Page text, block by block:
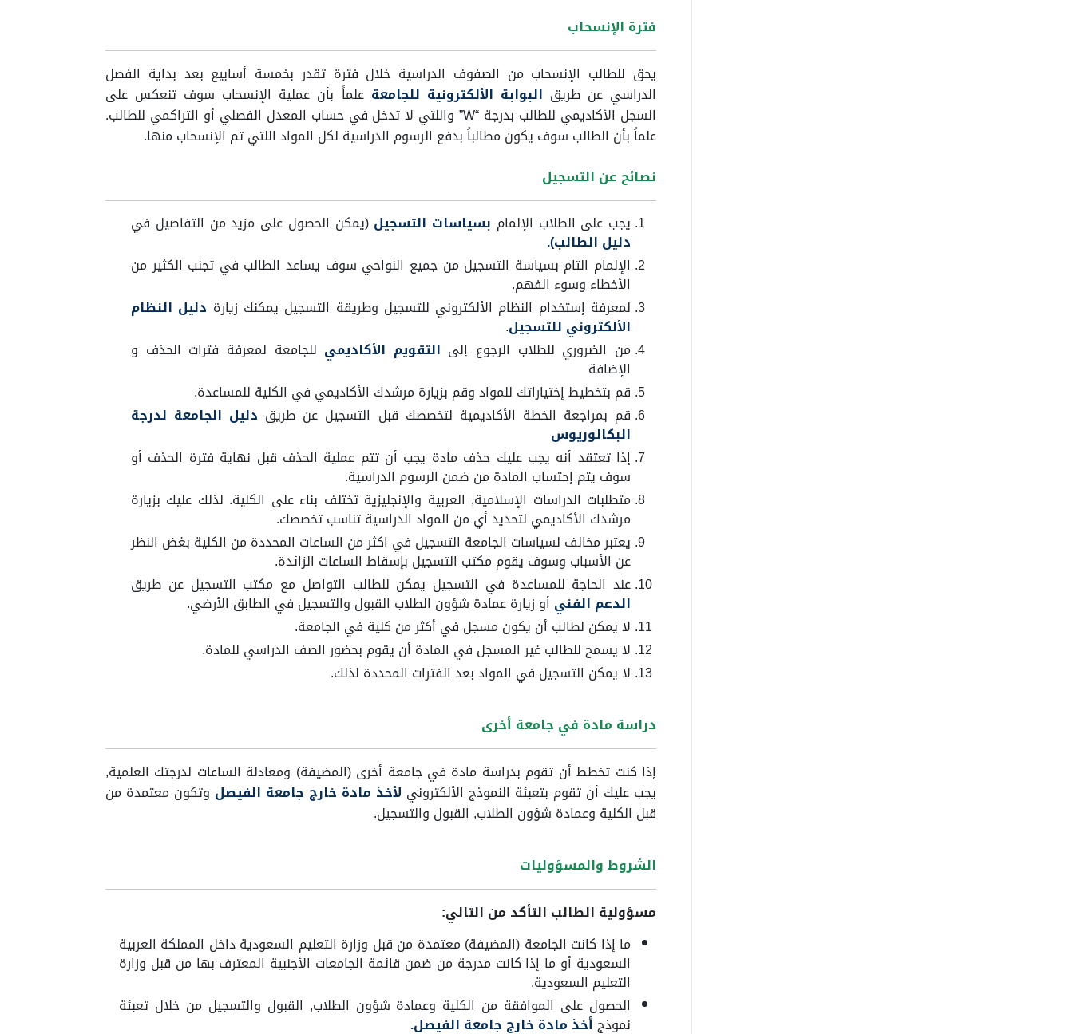
فترة الإنسحاب
يحق للطالب الإنسحاب من الصفوف الدراسية خلال فترة تقدر بخمسة أسابيع بعد بداية الفصل
الدراسي عن طريق البوابة الألكترونية للجامعةعلماً بأن عملية الإنسحاب سوف تنعكس على
السجل الأكاديمي للطالب بدرجة “W” واللتي لا تدخل في حساب المعدل الفصلي أو التراكمي للطالب.
علماً بأن الطالب سوف يكون مطالباً بدفع الرسوم الدراسية لكل المواد اللتي تم الإنسحاب منها.
نصائح عن التسجيل
يجب على الطلاب الإلمام بسياسات التسجيل(يمكن الحصول على مزيد من التفاصيل في
دليل الطالب).
الإلمام التام بسياسة التسجيل من جميع النواحي سوف يساعد الطالب في تجنب الكثير من
الأخطاء وسوء الفهم.
لمعرفة إستخدام النظام الألكتروني للتسجيل وطريقة التسجيل يمكنك زيارة دليل النظام
الألكتروني للتسجيل.
من الضروري للطلاب الرجوع إلى التقويم الأكاديمي للجامعة لمعرفة فترات الحذف و
الإضافة
قم بتخطيط إختياراتك للمواد وقم بزيارة مرشدك الأكاديمي في الكلية للمساعدة.
قم بمراجعة الخطة الأكاديمية لتخصصك قبل التسجيل عن طريق دليل الجامعة لدرجة
البكالوريوس
إذا تعتقد أنه يجب عليك حذف مادة يجب أن تتم عملية الحذف قبل نهاية فترة الحذف أو
سوف يتم إحتساب المادة من ضمن الرسوم الدراسية.
متطلبات الدراسات الإسلامية, العربية والإنجليزية تختلف بناء على الكلية. لذلك عليك بزيارة
مرشدك الأكاديمي لتحديد أي من المواد الدراسية تناسب تخصصك.
يعتبر مخالف لسياسات الجامعة التسجيل في اكثر من الساعات المحددة من الكلية بغض النظر
عن الأسباب وسوف يقوم مكتب التسجيل بإسقاط الساعات الزائدة.
عند الحاجة للمساعدة في التسجيل يمكن للطالب التواصل مع مكتب التسجيل عن طريق
الدعم الفني أو زيارة عمادة شؤون الطلاب القبول والتسجيل في الطابق الأرضي.
لا يمكن لطالب أن يكون مسجل في أكثر من كلية في الجامعة.
لا يسمح للطالب غير المسجل في المادة أن يقوم بحضور الصف الدراسي للمادة.
لا يمكن التسجيل في المواد بعد الفترات المحددة لذلك.
دراسة مادة في جامعة أخرى
إذا كنت تخطط أن تقوم بدراسة مادة في جامعة أخرى (المضيفة) ومعادلة الساعات لدرجتك العلمية,
يجب عليك أن تقوم بتعبئة النموذج الألكتروني لأخذ مادة خارج جامعة الفيصل وتكون معتمدة من
قبل الكلية وعمادة شؤون الطلاب, القبول والتسجيل.
الشروط والمسؤوليات
مسؤولية الطالب التأكد من التالي:
ما إذا كانت الجامعة (المضيفة) معتمدة من قبل وزارة التعليم السعودية داخل المملكة العربية
السعودية أو ما إذا كانت مدرجة من ضمن قائمة الجامعات الأجنبية المعترف بها من قبل وزارة
التعليم السعودية.
الحصول على الموافقة من الكلية وعمادة شؤون الطلاب, القبول والتسجيل من خلال تعبئة
نموذجأخذ مادة خارج جامعة الفيصل.